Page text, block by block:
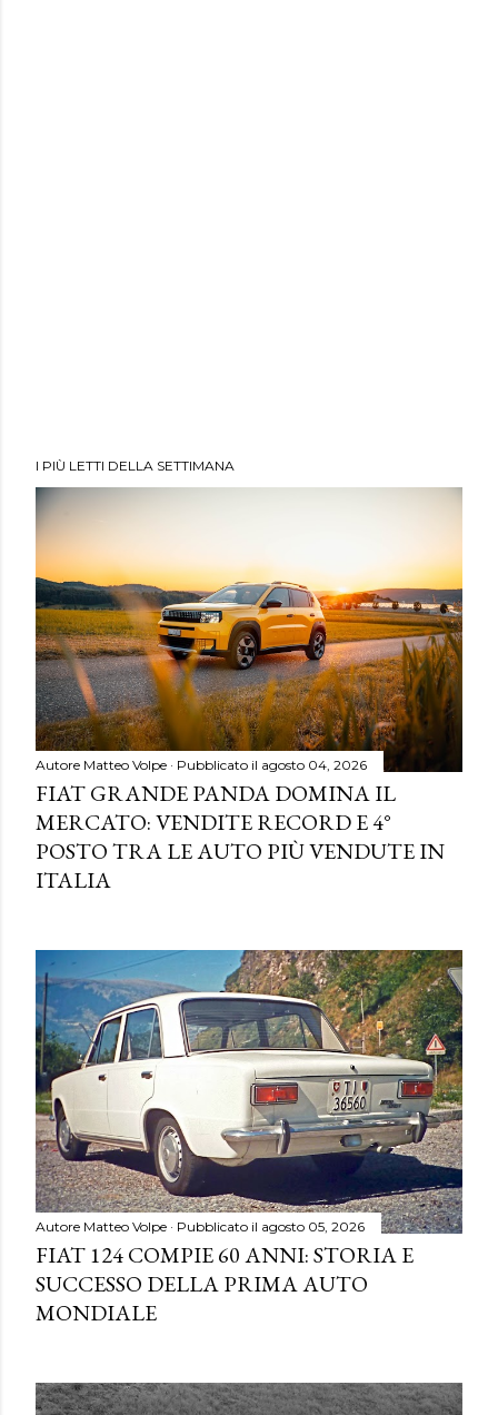
I PIÙ LETTI DELLA SETTIMANA
Autore Matteo Volpe Pubblicato il agosto 04, 2026
FIAT GRANDE PANDA DOMINA IL
MERCATO: VENDITE RECORD E 4°
POSTO TRA LE AUTO PIÙ VENDUTE IN
ITALIA
Autore Matteo Volpe Pubblicato il agosto 05, 2026
FIAT 124 COMPIE 60 ANNI: STORIA E
SUCCESSO DELLA PRIMA AUTO
MONDIALE